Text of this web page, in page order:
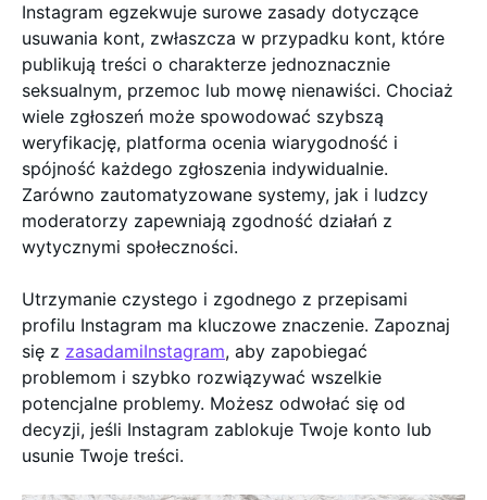
Instagram egzekwuje surowe zasady dotyczące
usuwania kont, zwłaszcza w przypadku kont, które
publikują treści o charakterze jednoznacznie
seksualnym, przemoc lub mowę nienawiści. Chociaż
wiele zgłoszeń może spowodować szybszą
weryfikację, platforma ocenia wiarygodność i
spójność każdego zgłoszenia indywidualnie.
Zarówno zautomatyzowane systemy, jak i ludzcy
moderatorzy zapewniają zgodność działań z
wytycznymi społeczności.
Utrzymanie czystego i zgodnego z przepisami
profilu Instagram ma kluczowe znaczenie. Zapoznaj
się z zasadamiInstagram, aby zapobiegać
problemom i szybko rozwiązywać wszelkie
potencjalne problemy. Możesz odwołać się od
decyzji, jeśli Instagram zablokuje Twoje konto lub
usunie Twoje treści.